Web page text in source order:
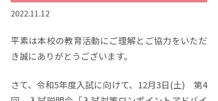
2022.11.12
平素は本校の教育活動にご理解とご協力をいただ
き誠にありがとうございます。
さて、令和5年度入試に向けて、12月3日(土) 第4